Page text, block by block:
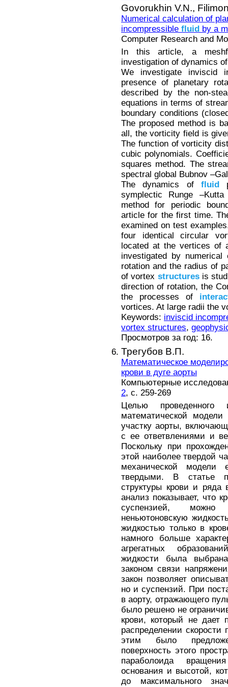
Govorukhin V.N.,
Numerical calculation of
incompressible fluid by a
Computer Research and
In this article, a
investigation of dynamics
We investigate inviscid
presence of planetary
described by the non-
equations in terms of
boundary conditions
The proposed method is
all, the vorticity field is
The function of vorticity
cubic polynomials.
squares method. The
spectral global Bubnov
The dynamics of fluid
symplectic Runge
method for periodic
article for the first time.
examined on test
four identical circular
located at the vertices of
investigated by
rotation and the radius of
of vortex structuresis
direction of rotation, the
the processes of
vortices. At large radii the
Keywords: inviscid
vortex structures,
Просмотров за год: 16.
Трегубов В.П.
Математическое
крови в дуге аорты
Компьютерные
2, с. 259-269
Целью проведенного
математической
участку аорты,
с ее ответвлениями и
Поскольку при
этой наиболее твердой
механической модели
твердыми. В статье
структуры крови и ряда
анализ показывает, что
суспензией, можно
неньютоновскую
жидкостью только в
намного больше
агрегатных
жидкости была
законом связи
закон позволяет
но и суспензий. При
в аорту, отражающего
было решено не
крови, который не дает
распределении
этим было
поверхность этого
параболоида
основания и высотой,
до максимального